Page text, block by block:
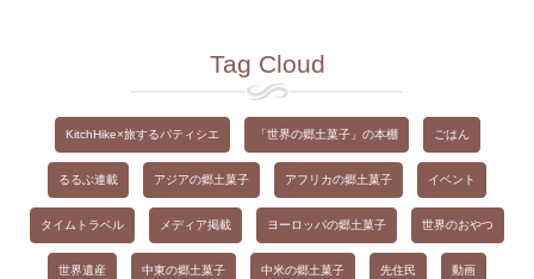
Tag Cloud
KitchHike×旅するパティシエ 「世界の郷土菓子」の本棚 ごはん
るるぶ連載 アジアの郷土菓子 アフリカの郷土菓子 イベント
タイムトラベル メディア掲載 ヨーロッパの郷土菓子 世界のおやつ
世界遺産 中東の郷土菓子 中米の郷土菓子 先住民 動画